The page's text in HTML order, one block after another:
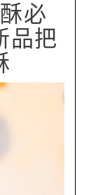
必
品把